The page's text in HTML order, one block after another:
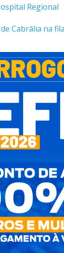
Regional
Cabrália na